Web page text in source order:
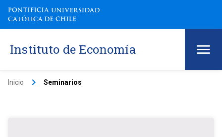
Instituto de Economía
Inicio keyboard_arrow_right Seminarios